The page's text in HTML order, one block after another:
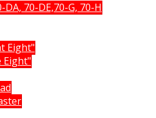
DA, 70-DE,70-G, 70-H
Eight"
Eight"